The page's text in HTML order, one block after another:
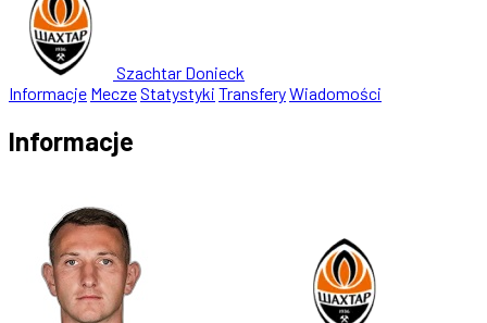
Szachtar Donieck
Informacje MeczeStatystyki TransferyWiadomości
Informacje